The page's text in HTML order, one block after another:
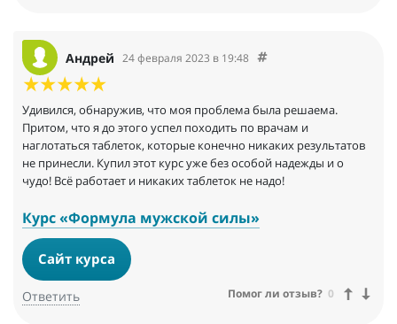
Андрей 24 февраля 2023 в 19:48
Удивился, обнаружив, что моя проблема была решаема.
Притом, что я до этого успел походить по врачам и
наглотаться таблеток, которые конечно никаких результатов
не принесли. Купил этот курс уже без особой надежды и о
чудо! Всё работает и никаких таблеток не надо!
Курс «Формула мужской силы»
Сайт курса
Ответить Помог ли отзыв? 0